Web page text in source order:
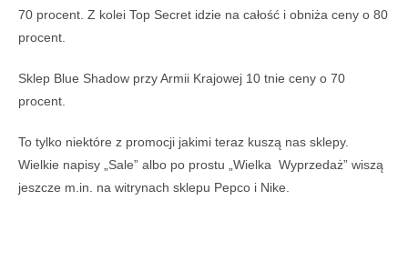
70 procent. Z kolei Top Secret idzie na całość i obniża ceny o 80
procent.
Sklep Blue Shadow przy Armii Krajowej 10 tnie ceny o 70
procent.
To tylko niektóre z promocji jakimi teraz kuszą nas sklepy.
Wielkie napisy „Sale” albo po prostu „Wielka Wyprzedaż” wiszą
jeszcze m.in. na witrynach sklepu Pepco i Nike.